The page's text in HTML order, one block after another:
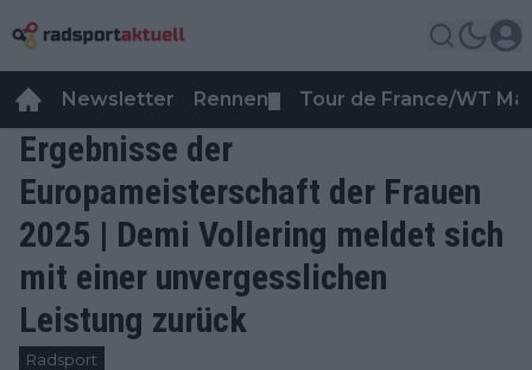
Newsletter Rennen Tour de France/WT
Ergebnisse der
Europameisterschaft der Frauen
2025 | Demi Vollering meldet sich
mit einer unvergesslichen
Leistung zurück
Radsport